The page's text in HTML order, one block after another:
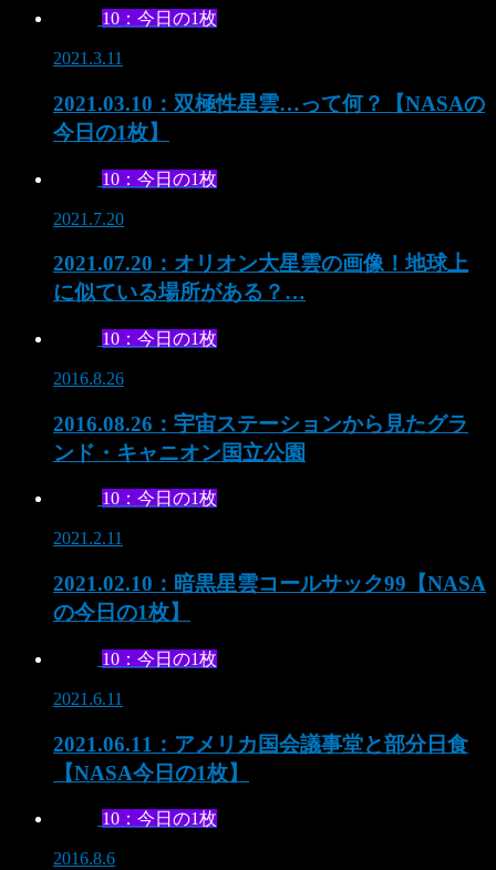
10：今日の1枚
2021.3.11
2021.03.10：双極性星雲…って何？【NASAの
今日の1枚】
10：今日の1枚
2021.7.20
2021.07.20：オリオン大星雲の画像！地球上
に似ている場所がある？…
10：今日の1枚
2016.8.26
2016.08.26：宇宙ステーションから見たグラ
ンド・キャニオン国立公園
10：今日の1枚
2021.2.11
2021.02.10：暗黒星雲コールサック99【NASA
の今日の1枚】
10：今日の1枚
2021.6.11
2021.06.11：アメリカ国会議事堂と部分日食
【NASA今日の1枚】
10：今日の1枚
2016.8.6